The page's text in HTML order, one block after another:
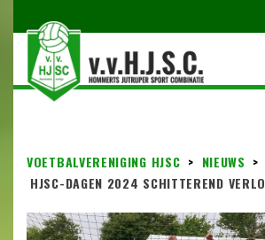
VOETBALVERENIGING HJSC > NIEUWS >
HJSC-DAGEN 2024 SCHITTEREND